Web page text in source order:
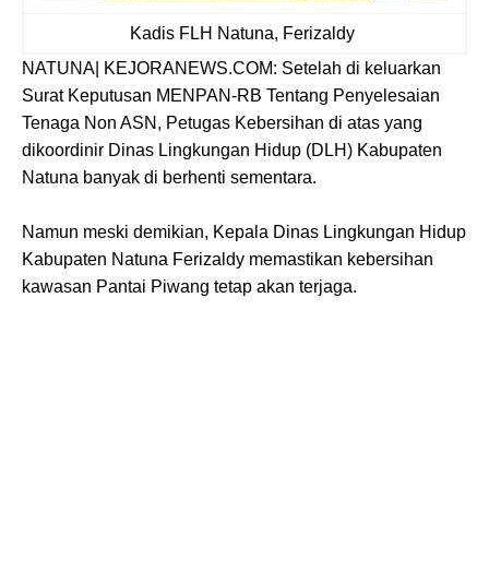
Kadis FLH Natuna, Ferizaldy
NATUNA| KEJORANEWS.COM: Setelah di keluarkan
Surat Keputusan MENPAN-RB Tentang Penyelesaian
Tenaga Non ASN, Petugas Kebersihan di atas yang
dikoordinir Dinas Lingkungan Hidup (DLH) Kabupaten
Natuna banyak di berhenti sementara.
Namun meski demikian, Kepala Dinas Lingkungan Hidup
Kabupaten Natuna Ferizaldy memastikan kebersihan
kawasan Pantai Piwang tetap akan terjaga.